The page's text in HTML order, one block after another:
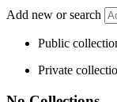
Add new or search
Public
Private